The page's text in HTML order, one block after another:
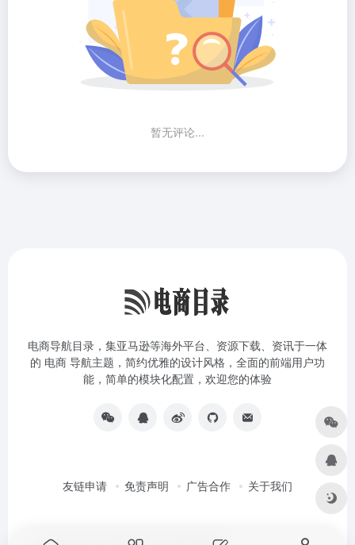
暂无评论...
电商导航目录，集亚马逊等海外平台、资源下载、资讯于一体
的 电商 导航主题，简约优雅的设计风格，全面的前端用户功
能，简单的模块化配置，欢迎您的体验
友链申请 免责声明 广告合作 关于我们